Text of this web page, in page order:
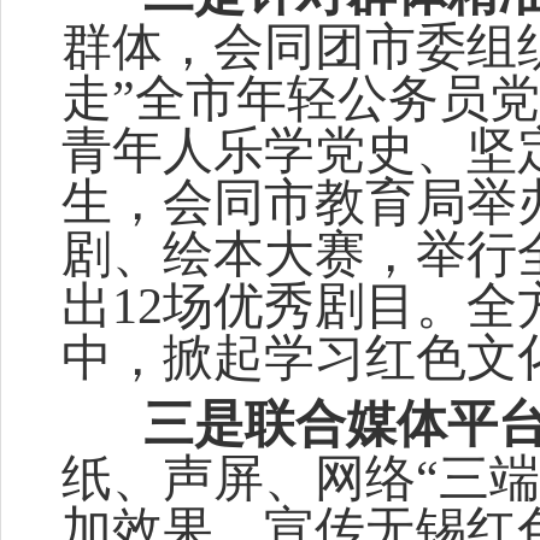
群体，会同团市委组
走”全市年轻公务员
青年人乐学党史、坚
生，会同市教育局举
剧、绘本大赛，举
出12场优秀剧目。全
中 ，掀起学习红色文
三是联合媒体平
纸、声屏、网络“三